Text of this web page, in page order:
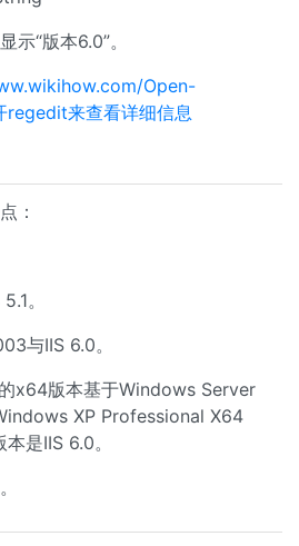
示“版本6.0”。
Open-
来查看详细信息
：
。
与IIS 6.0。
x64版本基于Windows Server
XP Professional X64
是IIS 6.0。